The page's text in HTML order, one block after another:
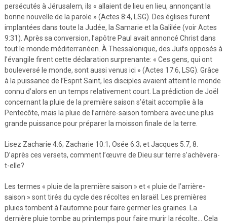
persécutés à Jérusalem, ils « allaient de lieu en lieu, annonçant la
bonne nouvelle de la parole » (Actes 8:4, LSG). Des églises furent
implantées dans toute la Judée, la Samarie et la Galilée (voir Actes
9:31). Après sa conversion, l’apôtre Paul avait annoncé Christ dans
tout le monde méditerranéen. À Thessalonique, des Juifs opposés à
l’évangile firent cette déclaration surprenante: « Ces gens, qui ont
bouleversé le monde, sont aussi venus ici » (Actes 17:6, LSG). Grâce
à la puissance de l’Esprit Saint, les disciples avaient atteint le monde
connu d’alors en un temps relativement court. La prédiction de Joël
concernant la pluie de la première saison s’était accomplie à la
Pentecôte, mais la pluie de l’arrière-saison tombera avec une plus
grande puissance pour préparer la moisson finale de la terre.
Lisez Zacharie 4:6; Zacharie 10:1; Osée 6:3; et Jacques 5:7, 8.
D’après ces versets, comment l’œuvre de Dieu sur terre s’achèvera-
t-elle?
Les termes « pluie de la première saison » et « pluie de l’arrière-
saison » sont tirés du cycle des récoltes en Israël. Les premières
pluies tombent à l’automne pour faire germer les graines. La
dernière pluie tombe au printemps pour faire murir la récolte… Cela